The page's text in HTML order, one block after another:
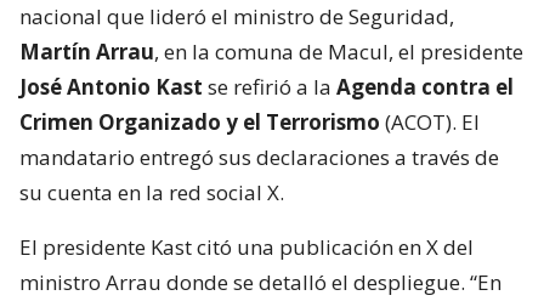
nacional que lideró el ministro de Seguridad,
Martín Arrau, en la comuna de Macul, el presidente
José Antonio Kast se refirió a la Agenda contra el
Crimen Organizado y el Terrorismo (ACOT). El
mandatario entregó sus declaraciones a través de
su cuenta en la red social X.
El presidente Kast citó una publicación en X del
ministro Arrau donde se detalló el despliegue. “En